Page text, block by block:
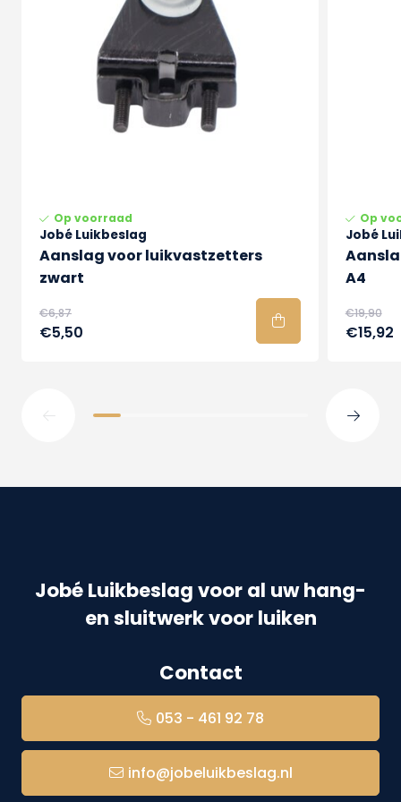
Op voorraad
Jobé Luikbeslag
Aanslag voor luikvastzetters
zwart
€6,87
€5,50
Op
Jobé
A4
€19,90
€15,92
Jobé Luikbeslag voor al uw hang-
en sluitwerk voor luiken
Contact
053 - 461 92 78
info@jobeluikbeslag.nl